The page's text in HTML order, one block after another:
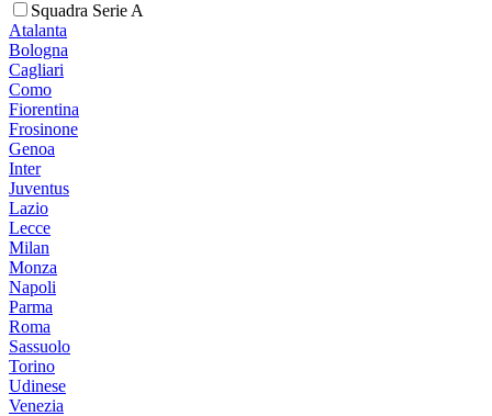
Squadra Serie A
Atalanta
Bologna
Cagliari
Como
Fiorentina
Frosinone
Genoa
Inter
Juventus
Lazio
Lecce
Milan
Monza
Napoli
Parma
Roma
Sassuolo
Torino
Udinese
Venezia